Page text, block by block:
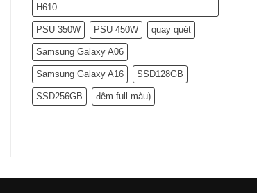
H610
PSU 350W PSU 450W quay quét
Samsung Galaxy A06
Samsung Galaxy A16 SSD128GB
SSD256GB đêm full màu)